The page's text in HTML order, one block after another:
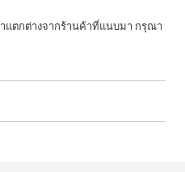
แตกต่างจากร้านค้าที่แนบมา กรุณา